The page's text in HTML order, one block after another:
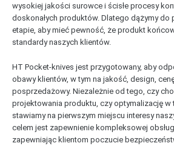
wysokiej jakości surowce i ścisłe procesy
doskonałych produktów. Dlatego dążymy do
etapie, aby mieć pewność, że produkt
standardy naszych klientów.
HT Pocket-knives jest przygotowany, aby
obawy klientów, w tym na jakość, design,
posprzedażowy. Niezależnie od tego, czy
projektowania produktu, czy optymalizację
stawiamy na pierwszym miejscu interesy
celem jest zapewnienie kompleksowej
zapewniając klientom poczucie